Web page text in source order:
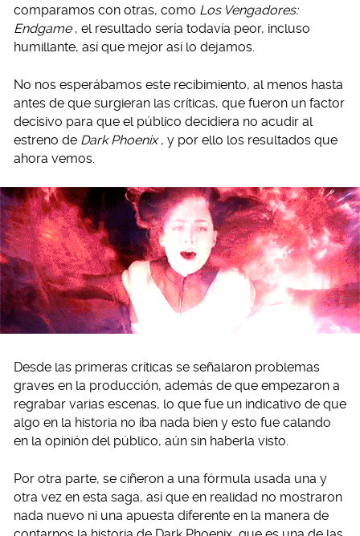
comparamos con otras, como Los Vengadores:
Endgame , el resultado sería todavía peor, incluso
humillante, así que mejor así lo dejamos.
No nos esperábamos este recibimiento, al menos hasta
antes de que surgieran las críticas, que fueron un factor
decisivo para que el público decidiera no acudir al
estreno de Dark Phoenix , y por ello los resultados que
ahora vemos.
Desde las primeras críticas se señalaron problemas
graves en la producción, además de que empezaron a
regrabar varias escenas, lo que fue un indicativo de que
algo en la historia no iba nada bien y esto fue calando
en la opinión del público, aún sin haberla visto.
Por otra parte, se ciñeron a una fórmula usada una y
otra vez en esta saga, así que en realidad no mostraron
nada nuevo ni una apuesta diferente en la manera de